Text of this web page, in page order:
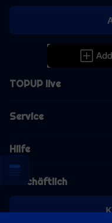
TOPUP live
Service
Hilfe
Geschäftlich